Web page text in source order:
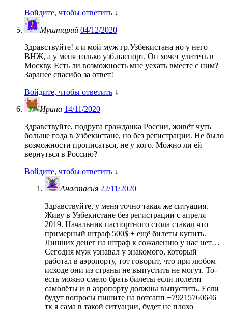
Войдите, чтобы ответить ↓
Муштарий 04/12/2020
Здравствуйте! я и мой муж гр.Узбекистана но у него
ВНЖ, а у меня только узб.паспорт. Он хочет улитеть в
Москву. Есть ли возможность мне уехать вместе с ним?
Заранее спасибо за ответ!
Войдите, чтобы ответить ↓
Ирина 14/11/2020
Здравствуйте, подруга гражданка России, живёт чуть
больше года в Узбекистане, но без регистрации. Не было
возможности прописаться, не у кого. Можно ли ей
вернуться в Россию?
Войдите, чтобы ответить ↓
Анастасия 22/11/2020
Здравствуйте, у меня точно такая же ситуация.
Живу в Узбекистане без регистрации с апреля
2019. Начальник паспортного стола стакал что
примерный штраф 500$ + ещё билеты купить.
Лишних денег на штраф к сожалению у нас нет…
Сегодня муж узнавал у знакомого, который
работал в аэропорту, тот говорит, что при любом
исходе они из страны не выпустить не могут. То-
есть можно смело брать билеты если полетят
самолёты и в аэропорту должны выпустить. Если
будут вопросы пишите на вотсапп +79215760646
тк я сама в такой ситуации, будет не плохо